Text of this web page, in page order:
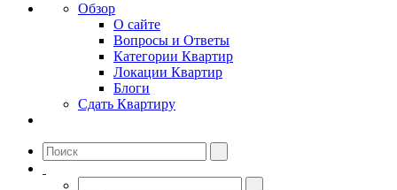
Обзор
О сайте
Вопросы и Ответы
Категории Квартир
Локации Квартир
Блоги
Сдать Квартиру